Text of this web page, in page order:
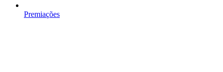
Premiações